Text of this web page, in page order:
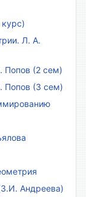
Л. А.
Попов (2 сем)
Попов (3 сем)
Андреева)